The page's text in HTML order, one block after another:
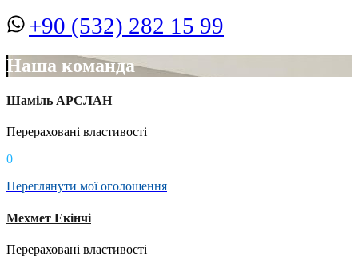
+90 (532) 282 15 99
Наша команда
Шаміль АРСЛАН
Перераховані властивості
0
Переглянути мої оголошення
Мехмет Екінчі
Перераховані властивості